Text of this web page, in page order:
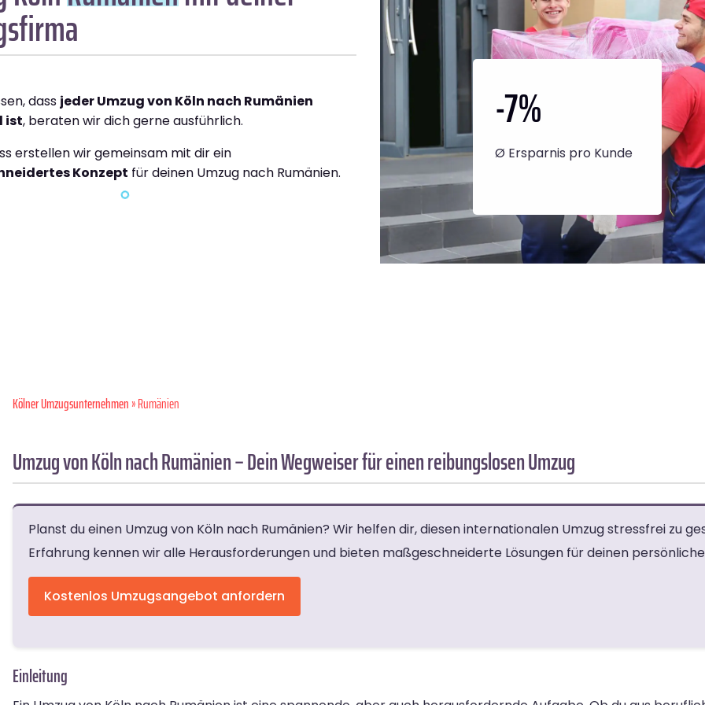
dass jeder Umzug von Köln nach Rumänien
ist, beraten wir dich gerne ausführlich.
erstellen wir gemeinsam mit dir ein
Konzept für deinen Umzug nach Rumänien.
-7%
Ø Ersparnis pro Kunde
Kölner Umzugsunternehmen» Rumänien
Umzug von Köln nach Rumänien – Dein Wegweiser für einen reibungslosen Umzug
Planst du einen Umzug von Köln nach Rumänien? Wir helfen dir, diesen internationalen Umzug stressfrei zu
Erfahrung kennen wir alle Herausforderungen und bieten maßgeschneiderte Lösungen für deinen
Kostenlos Umzugsangebot anfordern
Einleitung